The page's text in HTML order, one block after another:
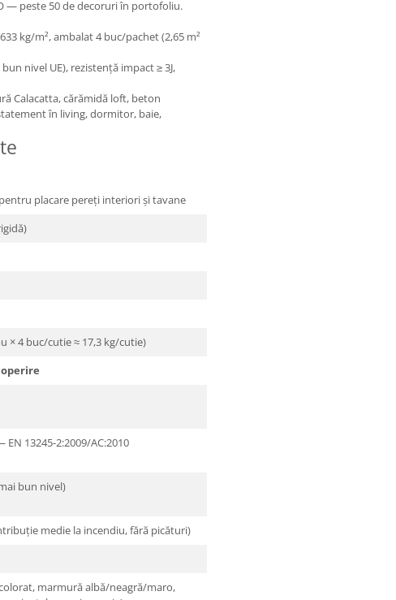
— peste 50 de decoruri în portofoliu.
kg/m², ambalat 4 buc/pachet (2,65 m²
nivel UE), rezistență impact ≥ 3J,
Calacatta, cărămidă loft, beton
în living, dormitor, baie,
placare pereți interiori și tavane
× 4 buc/cutie ≈ 17,3 kg/cutie)
13245-2:2009/AC:2010
bun nivel)
medie la incendiu, fără picături)
marmură albă/neagră/maro,